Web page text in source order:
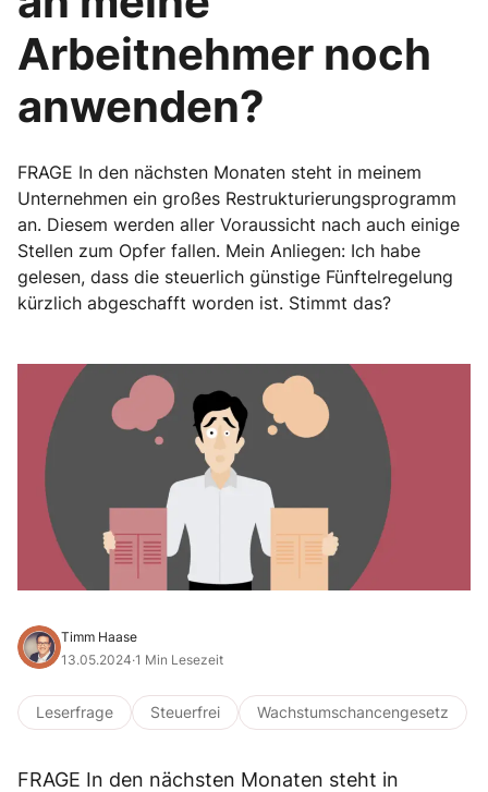
Arbeitnehmer noch
anwenden?
FRAGE In den nächsten Monaten steht in meinem
Unternehmen ein großes Restrukturierungsprogramm
an. Diesem werden aller Voraussicht nach auch einige
Stellen zum Opfer fallen. Mein Anliegen: Ich habe
gelesen, dass die steuerlich günstige Fünftelregelung
kürzlich abgeschafft worden ist. Stimmt das?
Timm Haase
13.05.2024·1 Min Lesezeit
Leserfrage Steuerfrei Wachstumschancengesetz
FRAGE In den nächsten Monaten steht in